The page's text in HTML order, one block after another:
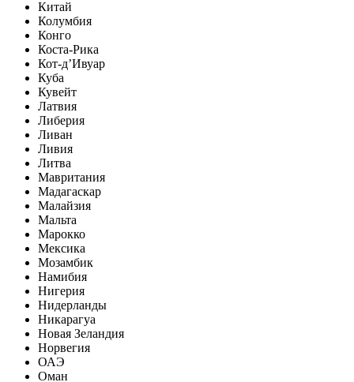
Китай
Колумбия
Конго
Коста-Рика
Кот-д’Ивуар
Куба
Кувейт
Латвия
Либерия
Ливан
Ливия
Литва
Мавритания
Мадагаскар
Малайзия
Мальта
Марокко
Мексика
Мозамбик
Намибия
Нигерия
Нидерланды
Никарагуа
Новая Зеландия
Норвегия
ОАЭ
Оман